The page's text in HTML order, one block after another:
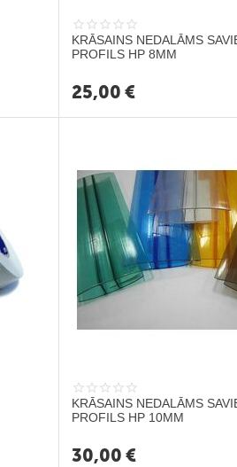
KRĀSAINS NEDALĀMS
PROFILS HP 8MM
25,00 €
KRĀSAINS NEDALĀMS
PROFILS HP 10MM
30,00 €